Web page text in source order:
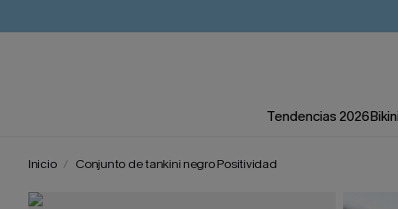
Tendencias 2026
Inicio Conjunto de tankini negro Positividad